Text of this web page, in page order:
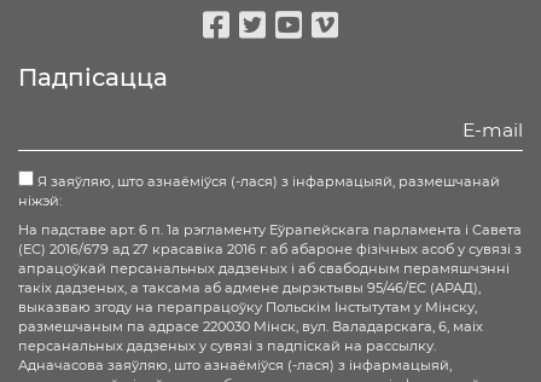
Падпісацца
Я заяўляю, што азнаёміўся (-лася) з інфармацыяй, размешчанай
ніжэй:
На падставе арт. 6 п. 1а рэгламенту Еўрапейскага парламента і Савета
(ЕС) 2016/679 ад 27 красавіка 2016 г. аб абароне фізічных асоб у сувязі з
апрацоўкай персанальных дадзеных і аб свабодным перамяшчэнні
такіх дадзеных, а таксама аб адмене дырэктывы 95/46/ЕС (АРАД),
выказваю згоду на перапрацоўку Польскім Інстытутам у Мінску,
размешчаным па адрасе 220030 Мінск, вул. Валадарскага, 6, маіх
персанальных дадзеных у сувязі з падпіскай на рассылку.
Адначасова заяўляю, што азнаёміўся (-лася) з інфармацыяй,